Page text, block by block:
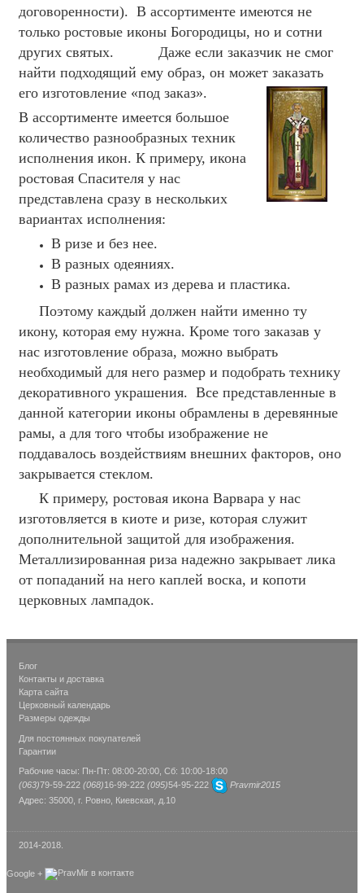
договоренности). В ассортименте имеются не
только ростовые иконы Богородицы, но и сотни
других святых.
Даже если заказчик не смог
найти подходящий ему образ, он может заказать
его изготовление «под заказ».
В ассортименте имеется большое
количество разнообразных техник
исполнения икон. К примеру, икона
ростовая Спасителя у нас
представлена сразу в нескольких
вариантах исполнения:
В ризе и без нее.
В разных одеяниях.
В разных рамах из дерева и пластика.
Поэтому каждый должен найти именно ту
икону, которая ему нужна. Кроме того заказав у
нас изготовление образа, можно выбрать
необходимый для него размер и подобрать технику
декоративного украшения. Все представленные в
данной категории иконы обрамлены в деревянные
рамы, а для того чтобы изображение не
поддавалось воздействиям внешних факторов, оно
закрывается стеклом.
К примеру, ростовая икона Варвара у нас
изготовляется в киоте и ризе, которая служит
дополнительной защитой для изображения.
Металлизированная риза надежно закрывает лика
от попаданий на него каплей воска, и копоти
церковных лампадок.
Блог
Контакты и доставка
Карта сайта
Церковный календарь
Размеры одежды
Для постоянных покупателей
Гарантии
Рабочие часы: Пн-Пт: 08:00-20:00, Сб: 10:00-18:00
(063)79-59-222 (068)16-99-222 (095)54-95-222
Pravmir2015
Адрес: 35000, г. Ровно, Киевская, д.10
2014-2018.
Google +